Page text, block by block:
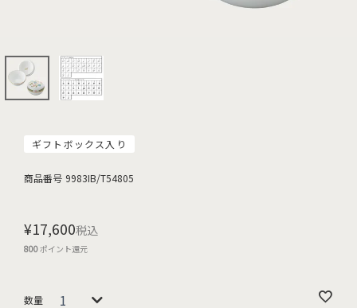
ギフトボックス入り
商品番号 9983IB/T54805
¥17,600税込
800ポイント還元